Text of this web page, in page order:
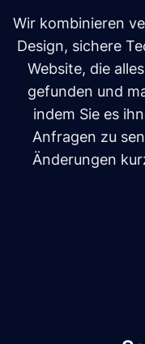
Wir kombinieren
Design, sichere
Website, die
gefunden und
indem Sie es
Anfragen zu
Änderungen